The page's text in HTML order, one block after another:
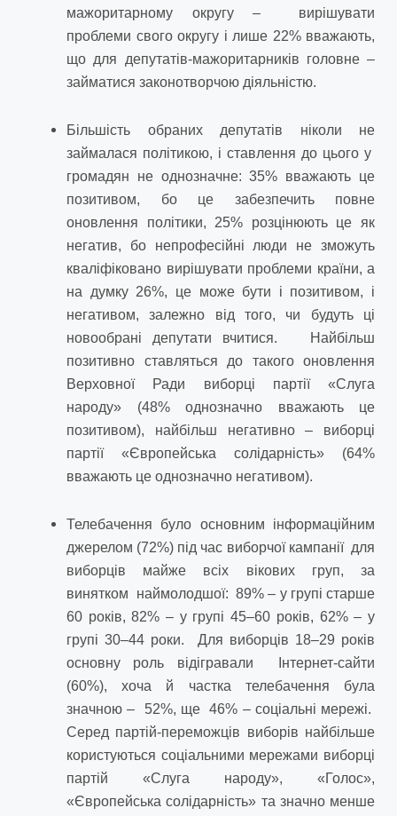
мажоритарному округу – вирішувати
проблеми свого округу і лише 22% вважають,
що для депутатів-мажоритарників головне –
займатися законотворчою діяльністю.
Більшість обраних депутатів ніколи не
займалася політикою, і ставлення до цього у
громадян не однозначне: 35% вважають це
позитивом, бо це забезпечить повне
оновлення політики, 25% розцінюють це як
негатив, бо непрофесійні люди не зможуть
кваліфіковано вирішувати проблеми країни, а
на думку 26%, це може бути і позитивом, і
негативом, залежно від того, чи будуть ці
новообрані депутати вчитися. Найбільш
позитивно ставляться до такого оновлення
Верховної Ради виборці партії «Слуга
народу» (48% однозначно вважають це
позитивом), найбільш негативно – виборці
партії «Європейська солідарність» (64%
вважають це однозначно негативом).
Телебачення було основним інформаційним
джерелом (72%) під час виборчої кампанії для
виборців майже всіх вікових груп, за
винятком наймолодшої: 89% – у групі старше
60 років, 82% – у групі 45–60 років, 62% – у
групі 30–44 роки. Для виборців 18–29 років
основну роль відігравали Інтернет-сайти
(60%), хоча й частка телебачення була
значною – 52%, ще 46% – соціальні мережі.
Серед партій-переможців виборів найбільше
користуються соціальними мережами виборці
партій «Слуга народу», «Голос»,
«Європейська солідарність» та значно менше